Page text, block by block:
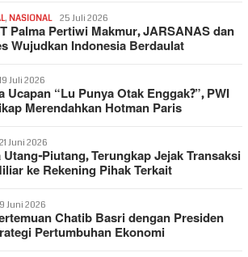
, NASIONAL 25 Juli 2026
Palma Pertiwi Makmur, JARSANAS dan
Wujudkan Indonesia Berdaulat
19 Juli 2026
Ucapan “Lu Punya Otak Enggak?”, PWI
Merendahkan Hotman Paris
21 Juni 2026
Piutang, Terungkap Jejak Transaksi
ke Rekening Pihak Terkait
9 Juni 2026
Chatib Basri dengan Presiden
Pertumbuhan Ekonomi